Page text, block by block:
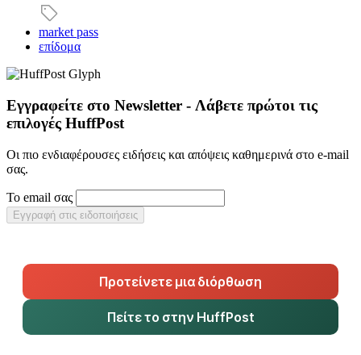
market pass
επίδομα
Εγγραφείτε στο Newsletter - Λάβετε πρώτοι τις
επιλογές HuffPost
Οι πιο ενδιαφέρουσες ειδήσεις και απόψεις καθημερινά στο e-mail
σας.
Το email σας
Εγγραφή στις ειδοποιήσεις
Προτείνετε μια διόρθωση
Πείτε το στην HuffPost